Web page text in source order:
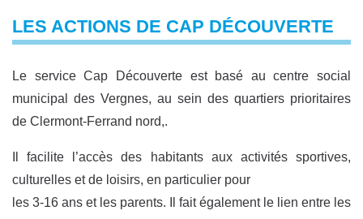
LES ACTIONS DE CAP DÉCOUVERTE
Le service Cap Découverte est basé au centre social
municipal des Vergnes, au sein des quartiers prioritaires
de Clermont-Ferrand nord,.
Il facilite l’accès des habitants aux activités sportives,
culturelles et de loisirs, en particulier pour
les 3-16 ans et les parents. Il fait également le lien entre les